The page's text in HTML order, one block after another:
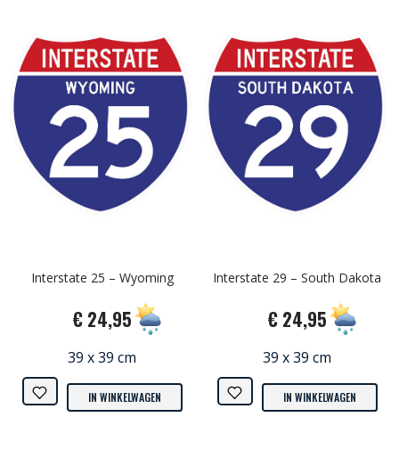
Interstate 25 – Wyoming
€ 24,95
39 x 39 cm
IN WINKELWAGEN
Interstate 29 – South Dakota
€ 24,95
39 x 39 cm
IN WINKELWAGEN